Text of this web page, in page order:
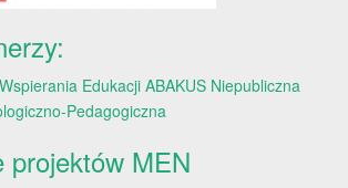
Edukacji ABAKUS Niepubliczna
Pedagogiczna
projektów MEN